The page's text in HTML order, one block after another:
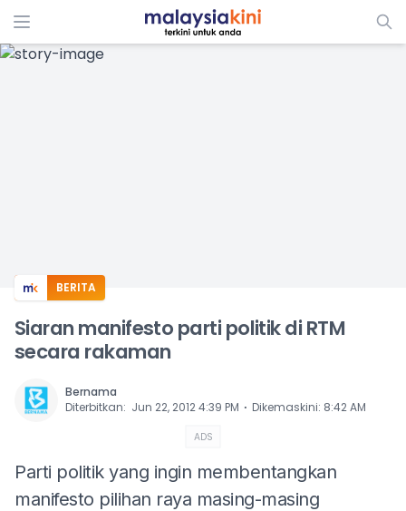
ADS
BERITA
Siaran manifesto parti politik di RTM
secara rakaman
Bernama
Diterbitkan: Jun 22, 2012 4:39 PM ⋅ Dikemaskini: 8:42 AM
ADS
Parti politik yang ingin membentangkan
manifesto pilihan raya masing-masing